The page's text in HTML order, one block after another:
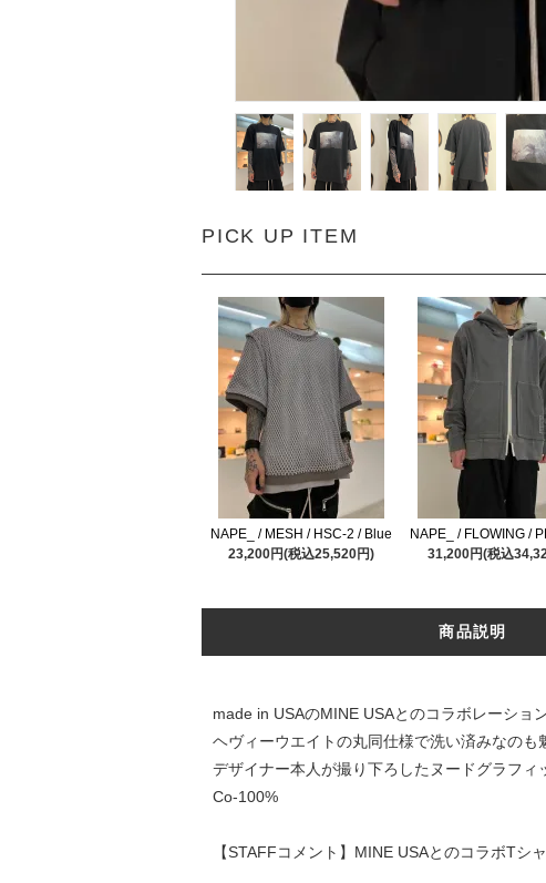
PICK UP ITEM
NAPE_ / MESH / HSC-2 / Blue
23,200円(税込25,520円)
NAPE_ / FLOWING /
31,200円(税込
商品説明
made in USAのMINE USAとのコラボレーション
ヘヴィーウエイトの丸同仕様で洗い済みなのも
デザイナー本人が撮り下ろしたヌードグラフィ
Co-100%
【STAFFコメント】MINE USAとのコラボTシ